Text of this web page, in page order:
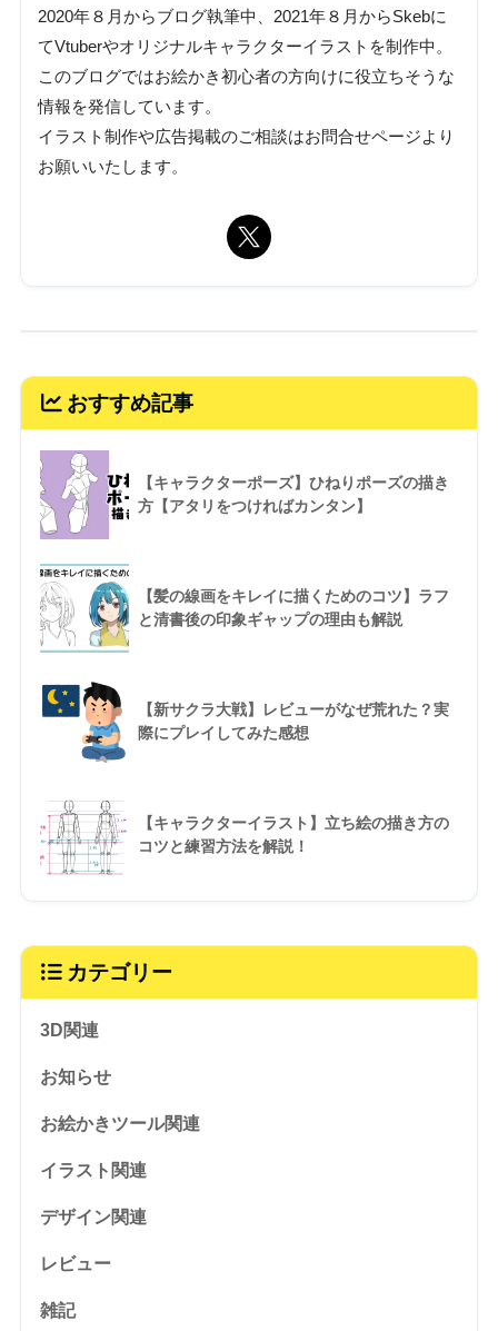
2020年８月からブログ執筆中、2021年８月からSkebに
てVtuberやオリジナルキャラクターイラストを制作中。
このブログではお絵かき初心者の方向けに役立ちそうな
情報を発信しています。
イラスト制作や広告掲載のご相談はお問合せページより
お願いいたします。
おすすめ記事
【キャラクターポーズ】ひねりポーズの描き
方【アタリをつければカンタン】
【髪の線画をキレイに描くためのコツ】ラフ
と清書後の印象ギャップの理由も解説
【新サクラ大戦】レビューがなぜ荒れた？実
際にプレイしてみた感想
【キャラクターイラスト】立ち絵の描き方の
コツと練習方法を解説！
カテゴリー
3D関連
お知らせ
お絵かきツール関連
イラスト関連
デザイン関連
レビュー
雑記